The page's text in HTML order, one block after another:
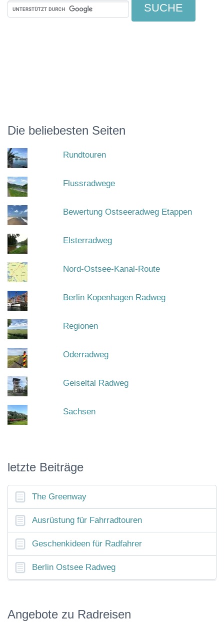
Die beliebesten Seiten
Rundtouren
Flussradwege
Bewertung Ostseeradweg Etappen
Elsterradweg
Nord-Ostsee-Kanal-Route
Berlin Kopenhagen Radweg
Regionen
Oderradweg
Geiseltal Radweg
Sachsen
letzte Beiträge
The Greenway
Ausrüstung für Fahrradtouren
Geschenkideen für Radfahrer
Berlin Ostsee Radweg
Angebote zu Radreisen